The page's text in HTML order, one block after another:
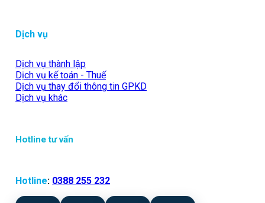
Dịch vụ
Dịch vụ thành lập
Dịch vụ kế toán - Thuế
Dịch vụ thay đổi thông tin GPKD
Dịch vụ khác
Hotline tư vấn
Hotline: 0388 255 232